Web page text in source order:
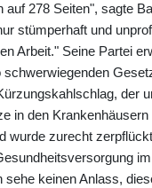
278 Seiten", sagte
stümperhaft und
Arbeit." Seine Partei
der
in den
wurde zurecht
keinen Anlass,